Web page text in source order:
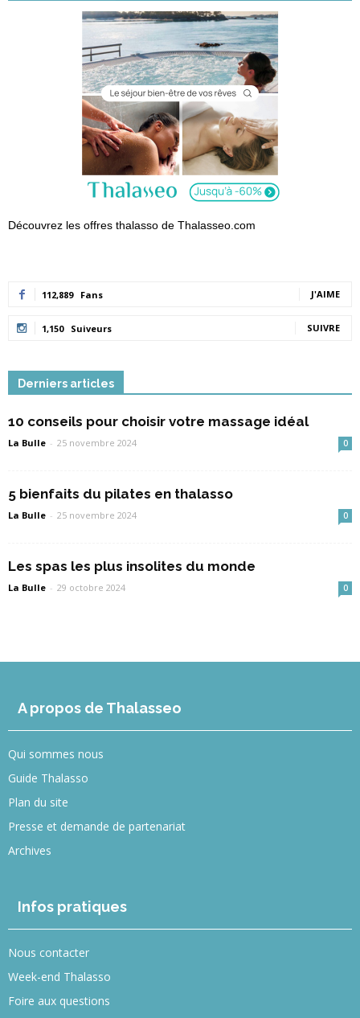
Découvrez les offres thalasso de Thalasseo.com
112,889 Fans J'AIME
1,150 Suiveurs SUIVRE
Derniers articles
10 conseils pour choisir votre massage idéal
La Bulle - 25 novembre 2024 0
5 bienfaits du pilates en thalasso
La Bulle - 25 novembre 2024 0
Les spas les plus insolites du monde
La Bulle - 29 octobre 2024 0
A propos de Thalasseo
Qui sommes nous
Guide Thalasso
Plan du site
Presse et demande de partenariat
Archives
Infos pratiques
Nous contacter
Week-end Thalasso
Foire aux questions